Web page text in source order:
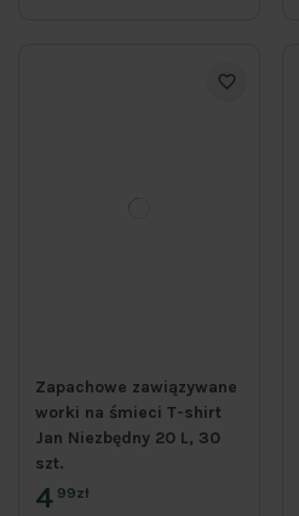
Zapachowe zawiązywane
worki na śmieci T-shirt
Jan Niezbędny 20 L, 30
szt.
4 99zł